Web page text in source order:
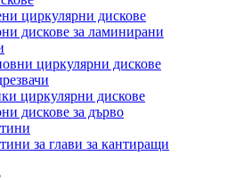
циркулярни дискове
дискове за ламинирани
циркулярни дискове
циркулярни дискове
дискове за дърво
за глави за кантиращи